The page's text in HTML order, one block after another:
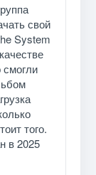
свой
System
того.
в 2025